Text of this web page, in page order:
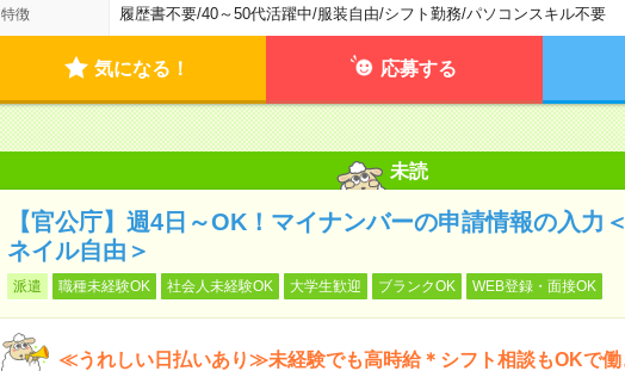
特徴 履歴書不要/40～50代活躍中/服装自由/シフト勤務/パソコンスキル不要
気になる！ 応募する
未読
【官公庁】週4日～OK！マイナンバーの申請情報の入力
ネイル自由＞
派遣 職種未経験OK 社会人未経験OK 大学生歓迎 ブランクOK WEB登録・面接OK
≪うれしい日払いあり≫未経験でも高時給＊シフト相談もOKで働